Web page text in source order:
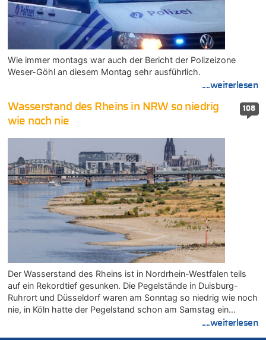
Wie immer montags war auch der Bericht der Polizeizone
Weser-Göhl an diesem Montag sehr ausführlich.
....weiterlesen
108
Wasserstand des Rheins in NRW so niedrig
wie noch nie
Der Wasserstand des Rheins ist in Nordrhein-Westfalen teils
auf ein Rekordtief gesunken. Die Pegelstände in Duisburg-
Ruhrort und Düsseldorf waren am Sonntag so niedrig wie noch
nie, in Köln hatte der Pegelstand schon am Samstag ein…
....weiterlesen